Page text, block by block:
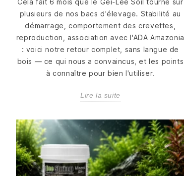
déroule une mue,...
Lire la suite
sel. GH+ ou...
Lire la suite
Cela fait 6 mois que le Gei-Lee Soil tourne sur
plusieurs de nos bacs d'élevage. Stabilité au
démarrage, comportement des crevettes,
reproduction, association avec l'ADA Amazonia
: voici notre retour complet, sans langue de
bois — ce qui nous a convaincus, et les points
à connaître pour bien l'utiliser.
Lire la suite